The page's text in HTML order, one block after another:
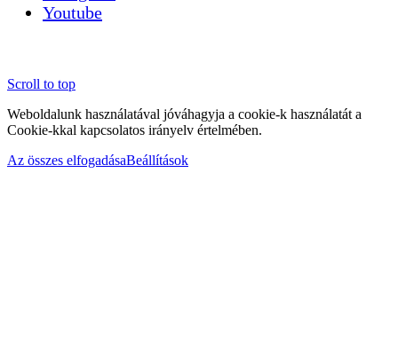
Youtube
Scroll to top
Weboldalunk használatával jóváhagyja a cookie-k használatát a
Cookie-kkal kapcsolatos irányelv értelmében.
Az összes elfogadásaBeállítások